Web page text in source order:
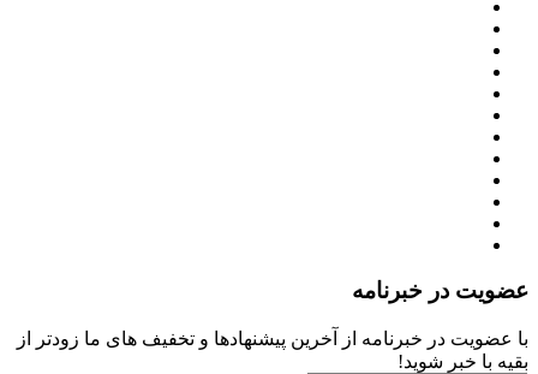
عضویت در خبرنامه
با عضویت در خبرنامه از آخرین پیشنهادها و تخفیف های ما زودتر از
بقیه با خبر شوید!